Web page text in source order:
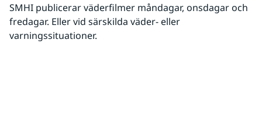
SMHI publicerar väderfilmer måndagar, onsdagar och
fredagar. Eller vid särskilda väder- eller
varningssituationer.